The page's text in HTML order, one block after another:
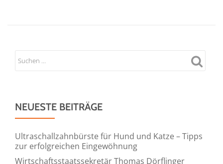
NEUESTE BEITRÄGE
Ultraschallzahnbürste für Hund und Katze – Tipps
zur erfolgreichen Eingewöhnung
Wirtschaftsstaatssekretär Thomas Dörflinger